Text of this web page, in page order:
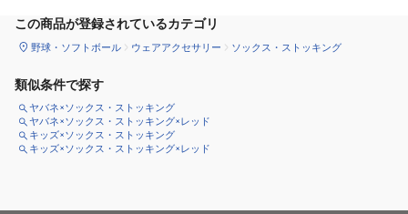
この商品が登録されているカテゴリ
野球・ソフトボール ウェアアクセサリー ソックス・ストッキング
類似条件で探す
ヤバネ×ソックス・ストッキング
ヤバネ×ソックス・ストッキング×レッド
キッズ×ソックス・ストッキング
キッズ×ソックス・ストッキング×レッド